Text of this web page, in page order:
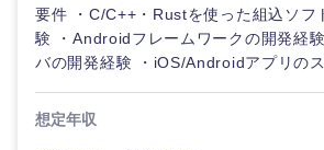
要件 ・C/C++・Rustを使った組込ソフ
験 ・Androidフレームワークの開発経
バの開発経験 ・iOS/Androidアプリのス
想定年収